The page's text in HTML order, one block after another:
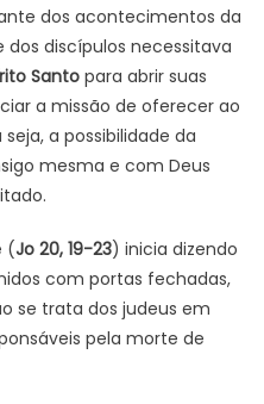
dos acontecimentos da
dos discípulos necessitava
Santopara abrir suas
a missão de oferecer ao
seja, a possibilidade da
mesma e com Deus
(Jo 20, 19-23) inicia dizendo
com portas fechadas,
se trata dos judeus em
pela morte de